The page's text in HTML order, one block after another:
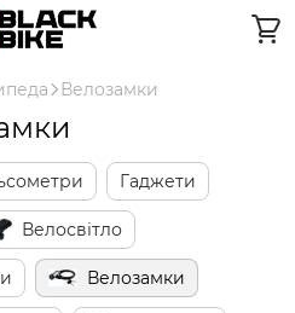
Велозамки
Гаджети
Велосвітло
Велозамки